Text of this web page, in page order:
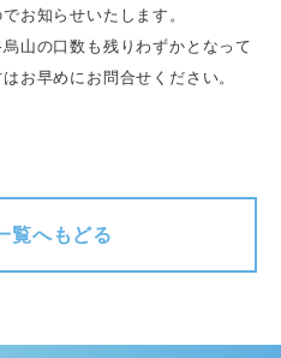
お知らせいたします。
山の口数も残りわずかとなって
お早めにお問合せください。
覧へもどる